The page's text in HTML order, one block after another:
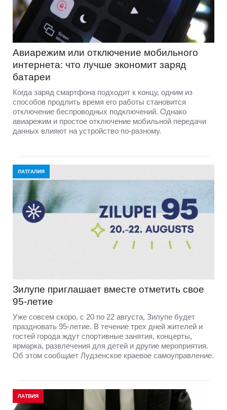
Авиарежим или отключение мобильного
интернета: что лучше экономит заряд
батареи
Когда заряд смартфона подходит к концу, одним из
способов продлить время его работы становится
отключение беспроводных подключений. Однако
авиарежим и простое отключение мобильной передачи
данных влияют на устройство по-разному.
ЛАТГАЛИЯ
Зилупе приглашает вместе отметить свое
95-летие
Уже совсем скоро, с 20 по 22 августа, Зилупе будет
праздновать 95-летие. В течение трех дней жителей и
гостей города ждут спортивные занятия, концерты,
ярмарка, развлечения для детей и другие мероприятия.
Об этом сообщает Лудзенское краевое самоуправление.
ЛАТВИЯ